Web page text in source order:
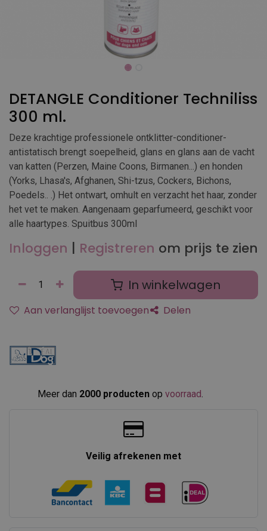
DETANGLE Conditioner Techniliss
300 ml.
Deze krachtige professionele ontklitter-conditioner-
antistatisch brengt soepelheid, glans en glans aan de vacht
van katten (Perzen, Maine Coons, Birmanen...) en honden
(Yorks, Lhasa's, Afghanen, Shi-tzus, Cockers, Bichons,
Poedels.. .) Het ontwart, omhult en verzacht het haar, zonder
het vet te maken. Aangenaam geparfumeerd, geschikt voor
alle haartypes. Spuitbus 300ml
Inloggen | Registreren om prijs te zien
In winkelwagen
Aan verlanglijst toevoegen Delen
Meer dan 2000 producten op voorraad
Veilig afrekenen met